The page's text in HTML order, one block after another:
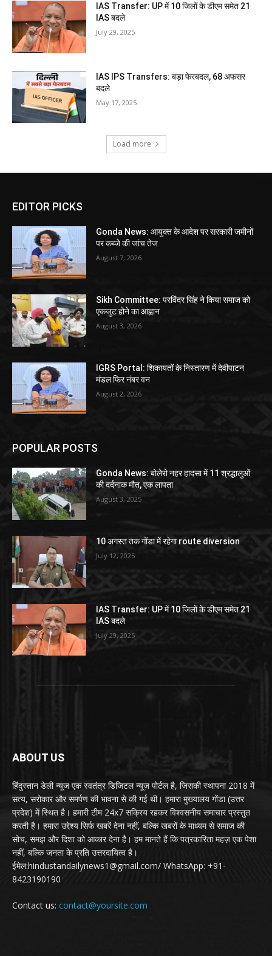
IAS Transfer: UP में 10 जिलों के डीएम समेत 21
IAS बदले
July 29, 2025
IAS IPS Transfers: बड़ा फेरबदल, 68 अफसर
बदले
May 17, 2025
Load more
EDITOR PICKS
Gonda News: आयुक्त के आदेश पर सरकारी जमीनों
पर कब्जे की जांच तेज
August 7, 2026
Sikh Committee: परविंदर सिंह ने किया समाज को
एकजुट होने का आह्वान
August 3, 2026
IGRS Portal: शिकायतों के निस्तारण में देवीपाटन
मंडल फिर नंबर वन
August 2, 2026
POPULAR POSTS
Gonda News: बोलेरो नहर हादसा में 11 श्रद्धालुओं
की दर्दनाक मौत, एक लापता
August 3, 2025
10 अगस्त तक गोंडा में रहेगा route diversion
July 12, 2025
IAS Transfer: UP में 10 जिलों के डीएम समेत 21
IAS बदले
July 29, 2025
ABOUT US
हिंदुस्तान डेली न्यूज एक स्वतंत्र डिजिटल न्यूज़ पोर्टल है, जिसकी स्थापना 2018 में
सत्य, सरोकार और समर्पण की भावना से की गई थी। हमारा मुख्यालय गोंडा (उत्तर
प्रदेश) में स्थित है। हमारी टीम 24x7 सक्रिय रहकर विश्वसनीय समाचार प्रस्तुत
करती है। हमारा उद्देश्य सिर्फ खबरें देना नहीं, बल्कि खबरों के माध्यम से समाज की
सोच, समझ और दिशा को आकार देना है। हम मानते हैं कि पत्रकारिता महज़ एक पेशा
नहीं, बल्कि जनता के प्रति उत्तरदायित्व है।
ईमेल:hindustandailynews1@gmail.com/ WhatsApp: +91-
8423190190
Contact us: contact@yoursite.com